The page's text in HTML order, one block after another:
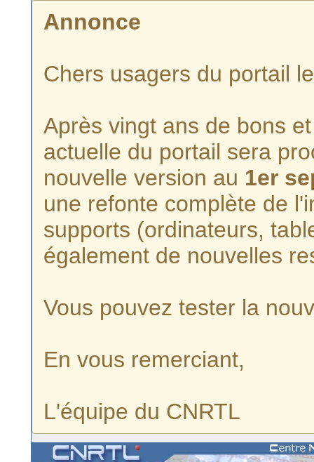
Annonce
Chers usagers du portail
Après vingt ans de bons
actuelle du portail sera
nouvelle version au 1er
une refonte complète de
supports (ordinateurs,
également de nouvelles
Vous pouvez tester la
En vous remerciant,
L'équipe du CNRTL